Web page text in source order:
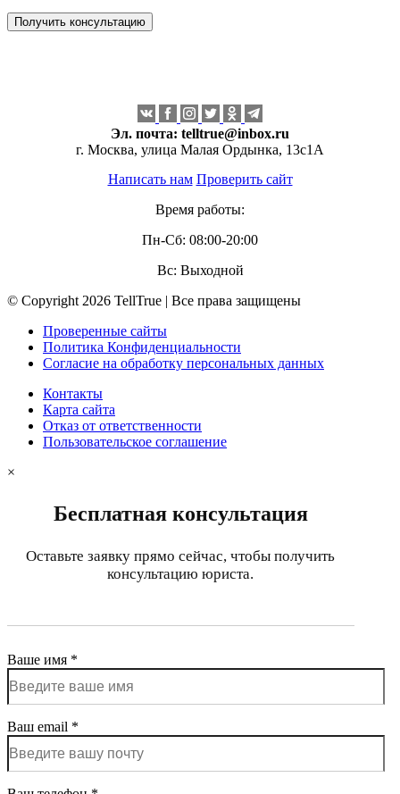
Эл. почта: telltrue@inbox.ru
г. Москва, улица Малая Ордынка, 13с1А
Написать нам Проверить сайт
Время работы:
Пн-Сб: 08:00-20:00
Вс: Выходной
© Copyright 2026 TellTrue | Все права защищены
Проверенные сайты
Политика Конфиденциальности
Согласие на обработку персональных данных
Контакты
Карта сайта
Отказ от ответственности
Пользовательское соглашение
×
Бесплатная консультация
Оставьте заявку прямо сейчас, чтобы получить
консультацию юриста.
Ваше имя *
Ваш email *